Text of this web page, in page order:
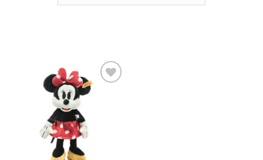
Toevoegen
verlanglijst